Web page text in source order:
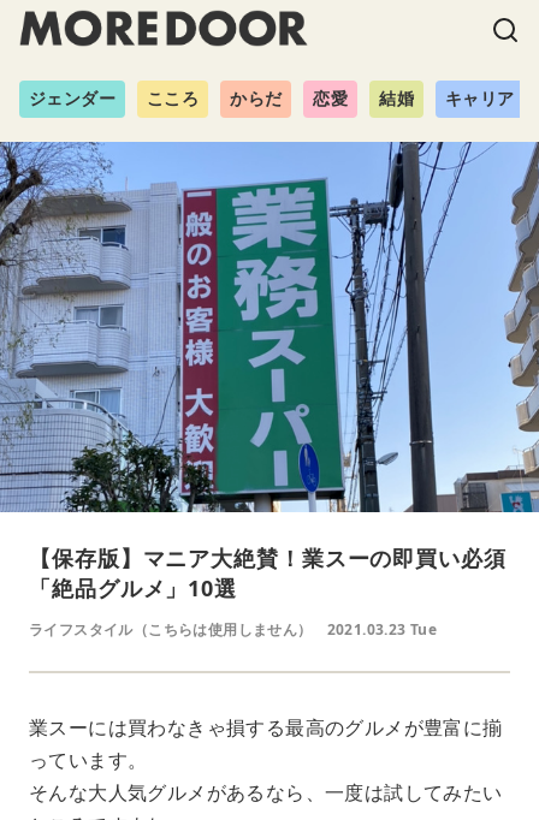
ジェンダー こころ からだ 恋愛 結婚 キャリア
【保存版】マニア大絶賛！業スーの即買い必須
「絶品グルメ」10選
ライフスタイル（こちらは使用しません） 2021.03.23 Tue
業スーには買わなきゃ損する最高のグルメが豊富に揃
っています。
そんな大人気グルメがあるなら、一度は試してみたい